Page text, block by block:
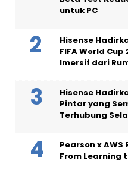
untuk PC
Hisense
FIFA World
Imersif dari
Hisense
Pintar yang
Terhubung
Pearson x AWS
From Learning